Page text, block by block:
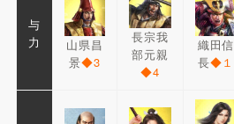
与
力
山県昌
景◆3
長宗我
部元親
◆4
織田信
長◆１